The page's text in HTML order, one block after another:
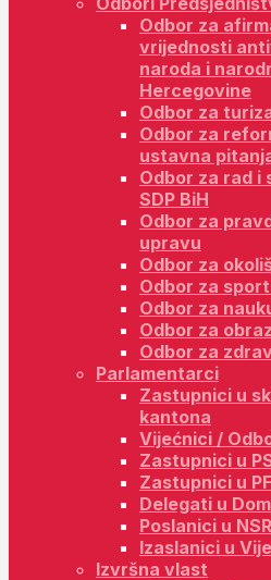
Odbor za
vrijednosti
naroda i
Hercegovine
Odbor za
Odbor za
ustavna
Odbor za rad i
SDP BiH
Odbor za
upravu
Odbor za
Odbor za
Odbor za
Odbor za
Odbor za
Parlamentarci
Zastupnici u
kantona
Vijećnici /
Zastupnici u
Zastupnici u
Delegati u
Poslanici u
Izaslanici u
Izvršna vlast